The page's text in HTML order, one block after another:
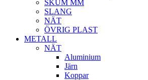
SKUM MM
SLANG
NÄT
ÖVRIG PLAST
METALL
NÄT
Aluminium
Järn
Koppar